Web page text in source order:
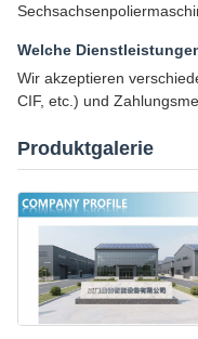
Welche
Wir akzeptieren
CIF, etc.) und
Produktgalerie